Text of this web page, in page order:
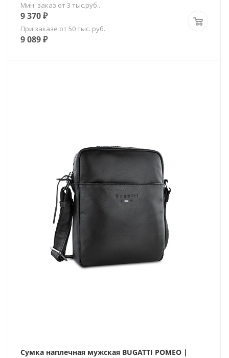
Мин. заказ от 3 тыс.руб..
9 370₽
При заказе от 50 тыс. руб.
9 089₽
Сумка наплечная мужская BUGATTI РОМЕО |